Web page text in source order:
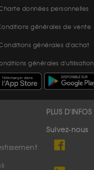
données personnelles
générales de vente
générales d'achat
générales d'utilisation
PLUS D'INFOS
Suivez-nous